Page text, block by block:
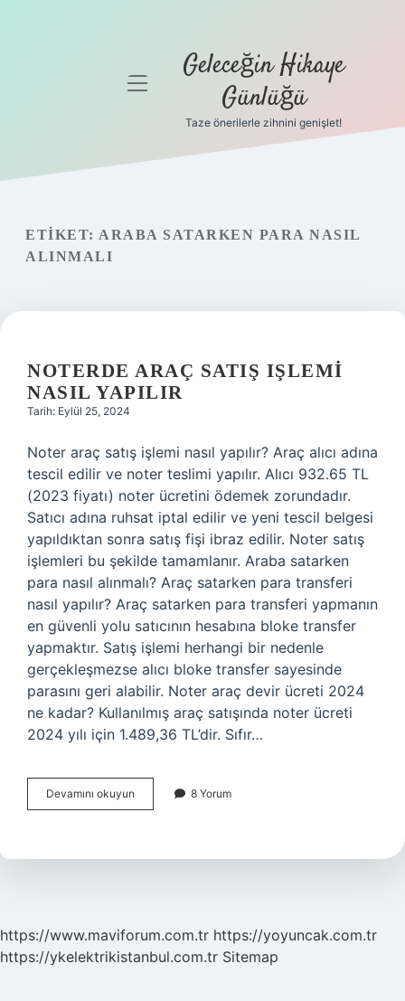
Gizlilik
Yasal Uyarı
menüyü Geleceğin Hikaye
Günlüğü
Taze önerilerle zihnini genişlet!
ETIKET: ARABA SATARKEN PARA NASIL
ALINMALI
NOTERDE ARAÇ SATIŞ IŞLEMI
NASIL YAPILIR
Tarih: Eylül 25, 2024
Noter araç satış işlemi nasıl yapılır? Araç alıcı adına
tescil edilir ve noter teslimi yapılır. Alıcı 932.65 TL
(2023 fiyatı) noter ücretini ödemek zorundadır.
Satıcı adına ruhsat iptal edilir ve yeni tescil belgesi
yapıldıktan sonra satış fişi ibraz edilir. Noter satış
işlemleri bu şekilde tamamlanır. Araba satarken
para nasıl alınmalı? Araç satarken para transferi
nasıl yapılır? Araç satarken para transferi yapmanın
en güvenli yolu satıcının hesabına bloke transfer
yapmaktır. Satış işlemi herhangi bir nedenle
gerçekleşmezse alıcı bloke transfer sayesinde
parasını geri alabilir. Noter araç devir ücreti 2024
ne kadar? Kullanılmış araç satışında noter ücreti
2024 yılı için 1.489,36 TL’dir. Sıfır…
Devamını okuyun
Araç
Nasıl
8 Yorum
https://www.maviforum.com.tr https://yoyuncak.com.tr
https://ykelektrikistanbul.com.tr Sitemap